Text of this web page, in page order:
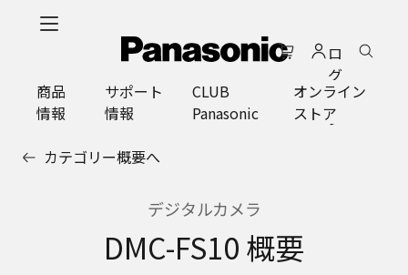
ロ
グ
イ
ン
商品
情報
サポート
情報
CLUB
Panasonic
オンライン
ストア
カテゴリー概要へ
デジタルカメラ
DMC-FS10 概要